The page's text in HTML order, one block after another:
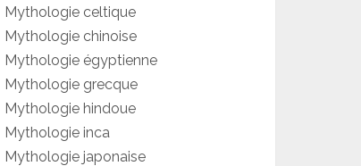
Mythologie celtique
Mythologie chinoise
Mythologie égyptienne
Mythologie grecque
Mythologie hindoue
Mythologie inca
Mythologie japonaise